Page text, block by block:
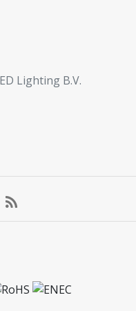
Lighting B.V.